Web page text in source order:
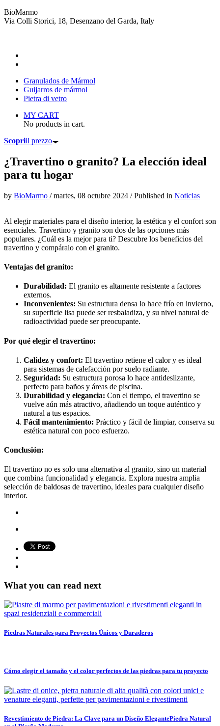
BioMarmo
Via Colli Storici, 18, Desenzano del Garda, Italy
Granulados de Mármol
Guijarros de mármol
Pietra di vetro
MY CART
No products in cart.
Scopriil prezzo
¿Travertino o granito? La elección ideal
para tu hogar
by BioMarmo /martes, 08 octubre 2024 /Published in Noticias
Al elegir materiales para el diseño interior, la estética y el confort son
esenciales. Travertino y granito son dos de las opciones más
populares. ¿Cuál es la mejor para ti? Descubre los beneficios del
travertino y compáralo con el granito.
Ventajas del granito:
Durabilidad: El granito es altamente resistente a factores
externos.
Inconvenientes: Su estructura densa lo hace frío en invierno,
su superficie lisa puede ser resbaladiza, y su nivel natural de
radioactividad puede ser preocupante.
Por qué elegir el travertino:
Calidez y confort: El travertino retiene el calor y es ideal
para sistemas de calefacción por suelo radiante.
Seguridad: Su estructura porosa lo hace antideslizante,
perfecto para baños y áreas de piscina.
Durabilidad y elegancia: Con el tiempo, el travertino se
vuelve aún más atractivo, añadiendo un toque auténtico y
natural a tus espacios.
Fácil mantenimiento: Práctico y fácil de limpiar, conserva su
estética natural con poco esfuerzo.
Conclusión:
El travertino no es solo una alternativa al granito, sino un material
que combina funcionalidad y elegancia. Explora nuestra amplia
selección de baldosas de travertino, ideales para cualquier diseño
interior.
What you can read next
Piedras Naturales para Proyectos Únicos y Duraderos
Cómo elegir el tamaño y el color perfectos de las piedras para tu proyecto
Revestimiento de Piedra: La Clave para un Diseño ElegantePiedra Natural